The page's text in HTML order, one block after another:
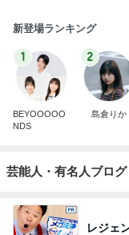
新登場ランキング
1
BEYOOOOO
NDS
2
島倉りか
芸能人・有名人ブロ
レジェ